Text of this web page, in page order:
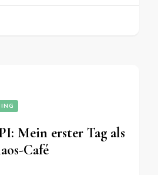
Mein erster Tag als
Café